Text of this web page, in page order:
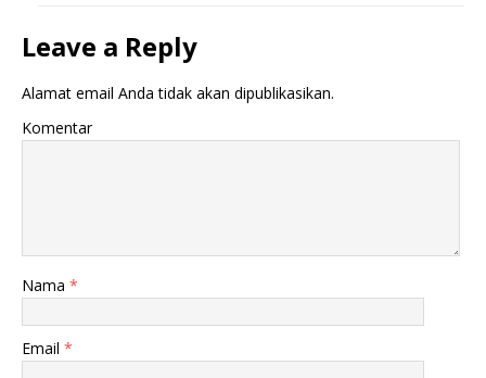
Leave a Reply
Alamat email Anda tidak akan dipublikasikan.
Komentar
Nama *
Email *